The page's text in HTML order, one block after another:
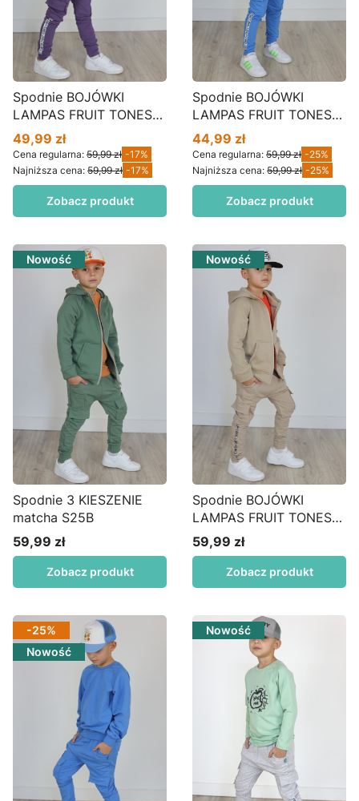
Spodnie BOJÓWKI
LAMPAS FRUIT TONES
śliwka S43
Cena promocyjna
49,99 zł
Cena regularna: 59,99 zł -17%
Najniższa cena: 59,99 zł -17%
Zobacz produkt
Spodnie BOJÓWKI
LAMPAS FRUIT TONES
BLUE S43
Cena promocyjna
44,99 zł
Cena regularna: 59,99 zł -25%
Najniższa cena: 59,99 zł -25%
Zobacz produkt
Nowość
Spodnie 3 KIESZENIE
matcha S25B
Cena
59,99 zł
Zobacz produkt
Nowość
Spodnie BOJÓWKI
LAMPAS FRUIT TONES
beż S43
Cena
59,99 zł
Zobacz produkt
-25%
Nowość
Nowość